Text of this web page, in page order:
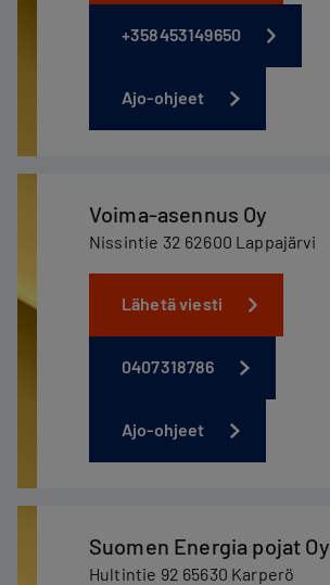
+358453149650
Ajo-ohjeet
Voima-asennus Oy
Nissintie 32 62600 Lappajärvi
Lähetä viesti
0407318786
Ajo-ohjeet
Suomen Energia pojat Oy
Hultintie 92 65630 Karperö